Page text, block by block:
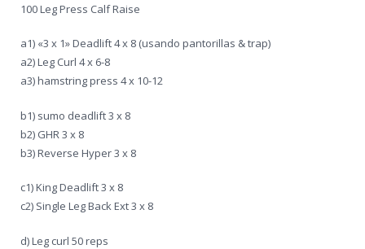
100 Leg Press Calf Raise
a1) «3 x 1» Deadlift 4 x 8 (usando pantorillas & trap)
a2) Leg Curl 4 x 6-8
a3) hamstring press 4 x 10-12
b1) sumo deadlift 3 x 8
b2) GHR 3 x 8
b3) Reverse Hyper 3 x 8
c1) King Deadlift 3 x 8
c2) Single Leg Back Ext 3 x 8
d) Leg curl 50 reps